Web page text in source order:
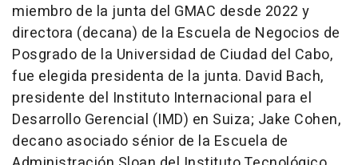
miembro de la junta del GMAC desde 2022 y
directora (decana) de la Escuela de Negocios de
Posgrado de la Universidad de Ciudad del Cabo,
fue elegida presidenta de la junta. David Bach,
presidente del Instituto Internacional para el
Desarrollo Gerencial (IMD) en Suiza; Jake Cohen,
decano asociado sénior de la Escuela de